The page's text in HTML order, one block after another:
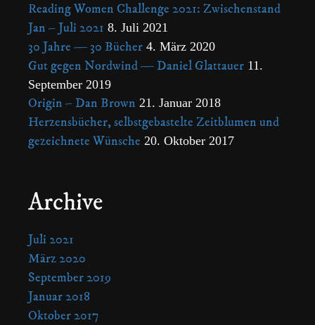
Reading Women Challenge 2021: Zwischenstand
Jan – Juli 2021 8. Juli 2021
30 Jahre — 30 Bücher 4. März 2020
Gut gegen Nordwind — Daniel Glattauer 11.
September 2019
Origin – Dan Brown 21. Januar 2018
Herzensbücher, selbstgebastelte Zeitblumen und
gezeichnete Wünsche 20. Oktober 2017
Archive
Juli 2021
März 2020
September 2019
Januar 2018
Oktober 2017